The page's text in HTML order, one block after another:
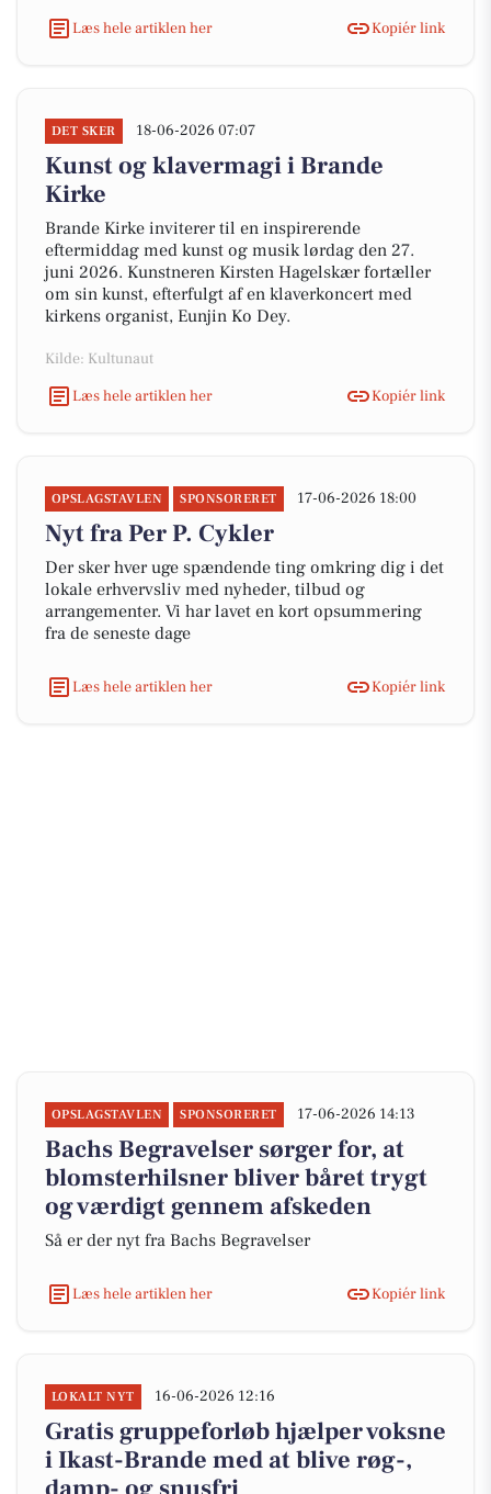
Læs hele artiklen her Kopiér link
DET SKER 18-06-2026 07:07
Kunst og klavermagi i Brande
Kirke
Brande Kirke inviterer til en inspirerende
eftermiddag med kunst og musik lørdag den 27.
juni 2026. Kunstneren Kirsten Hagelskær fortæller
om sin kunst, efterfulgt af en klaverkoncert med
kirkens organist, Eunjin Ko Dey.
Kilde: Kultunaut
Læs hele artiklen her
Kopiér link
OPSLAGSTAVLEN SPONSORERET 17-06-2026 18:00
Nyt fra Per P. Cykler
Der sker hver uge spændende ting omkring dig i det
lokale erhvervsliv med nyheder, tilbud og
arrangementer. Vi har lavet en kort opsummering
fra de seneste dage
Læs hele artiklen her Kopiér link
OPSLAGSTAVLEN SPONSORERET 17-06-2026 14:13
Bachs Begravelser sørger for, at
blomsterhilsner bliver båret trygt
og værdigt gennem afskeden
Så er der nyt fra Bachs Begravelser
Læs hele artiklen her Kopiér link
LOKALT NYT 16-06-2026 12:16
Gratis gruppeforløb hjælper voksne
i Ikast-Brande med at blive røg-,